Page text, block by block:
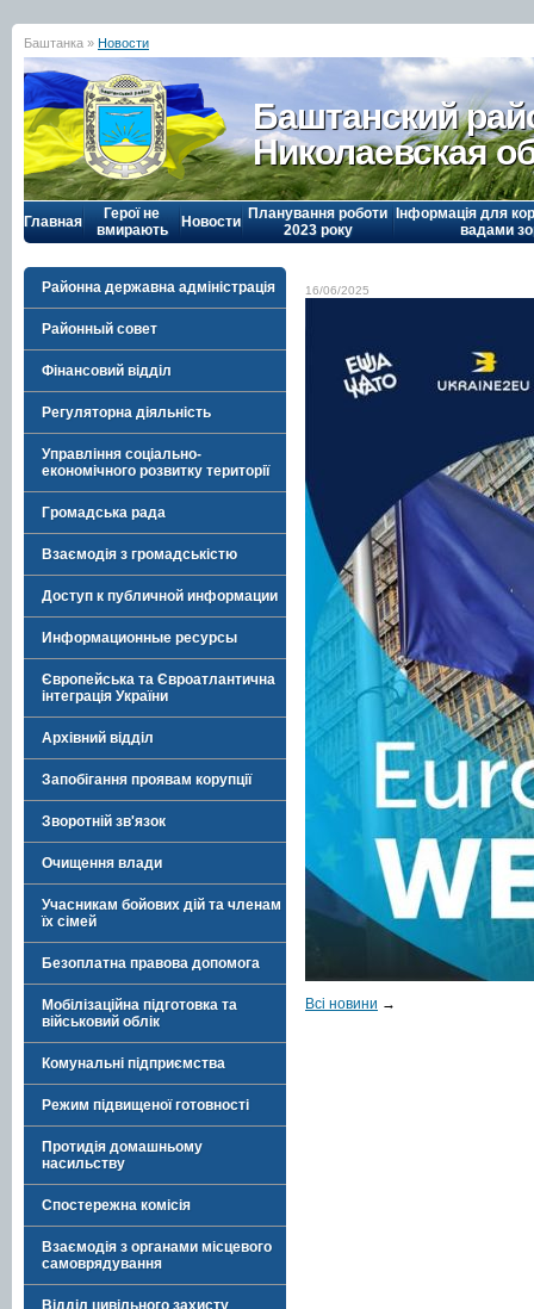
Баштанка » Новости
Баштанский
Николаевская
Главная
Герої не
вмирають
Новости Планування роботи
2023 року
Інформація для
вадами
Районна державна адміністрація
Районный совет
Фінансовий відділ
Регуляторна діяльність
Управління соціально-
економічного розвитку території
Громадська рада
Взаємодія з громадськістю
Доступ к публичной информации
Информационные ресурсы
Європейська та Євроатлантична
інтеграція України
Архівний відділ
Запобігання проявам корупції
Зворотній зв'язок
Очищення влади
Учасникам бойових дій та членам
їх сімей
Безоплатна правова допомога
Мобілізаційна підготовка та
військовий облік
Комунальні підприємства
Режим підвищеної готовності
Протидія домашньому
насильству
Спостережна комісія
Взаємодія з органами місцевого
самоврядування
Відділ цивільного захисту
16/06/2025
Всі новини →